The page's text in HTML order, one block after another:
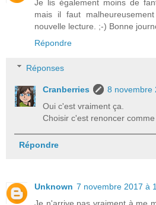
Je lis également moins de
mais il faut
nouvelle lecture. ;-) Bonne
Répondre
Réponses
Cranberries
8 novembre
Oui c'est vraiment ça.
Choisir c'est renoncer
Répondre
Unknown 7 novembre 2017 à